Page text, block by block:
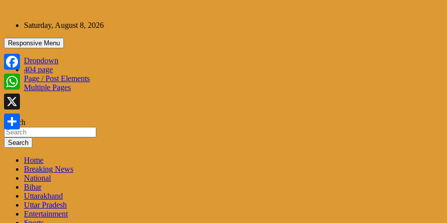
contentSaturday, August 8, 2026
Responsive Menu
Dropdown
404 page
Page / Post Elements
Multiple Pages
Search
Search
Home
Breaking News
National
Bihar
Uttarakhand
Uttar Pradesh
Entertainment
Facebook
WhatsApp
X
Share